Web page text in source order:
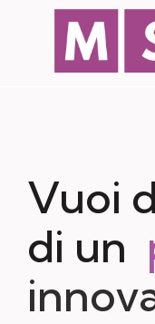
Vuoi
di un